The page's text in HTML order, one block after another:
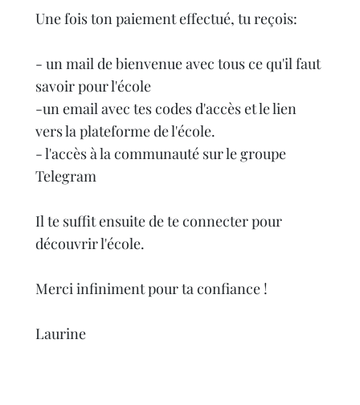
Une fois ton paiement effectué, tu reçois:
- un mail de bienvenue avec tous ce qu'il faut
savoir pour l'école
-un email avec tes codes d'accès et le lien
vers la plateforme de l'école.
- l'accès à la communauté sur le groupe
Telegram
Il te suffit ensuite de te connecter pour
découvrir l'école.
Merci infiniment pour ta confiance !
Laurine